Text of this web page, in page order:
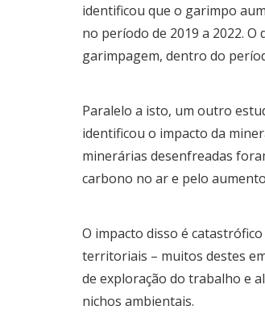
identificou que o garimpo
no período de 2019 a 2022.
garimpagem, dentro do
Paralelo a isto, um outro
identificou o impacto da
minerárias desenfreadas
carbono no ar e pelo
O impacto disso é
territoriais – muitos destes
de exploração do trabalho e
nichos ambientais.